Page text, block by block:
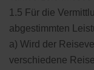
1.5 Für die
abgestimmten
a) Wird der
verschiedene